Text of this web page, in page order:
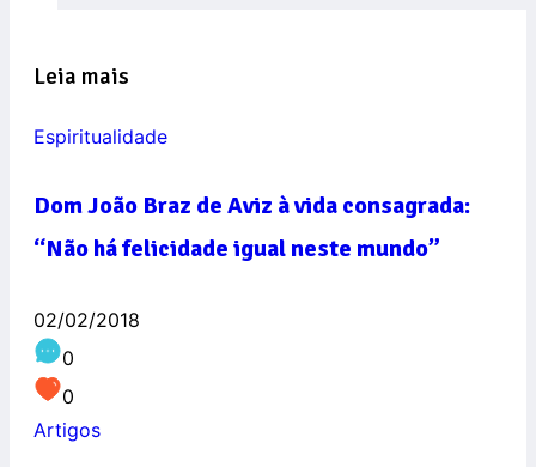
Leia mais
Espiritualidade
Dom João Braz de Aviz à vida consagrada:
“Não há felicidade igual neste mundo”
02/02/2018
0
0
Artigos